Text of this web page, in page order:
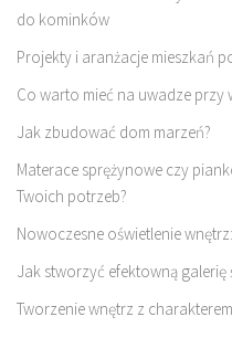
do kominków
Projekty i aranżacje mieszkań
Co warto mieć na uwadze
Jak zbudować dom marzeń?
Materace sprężynowe czy
Twoich potrzeb?
Nowoczesne oświetlenie
Jak stworzyć efektowną
Tworzenie wnętrz z